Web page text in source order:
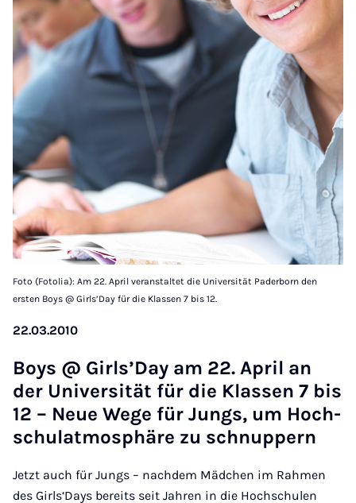
Foto (Fotolia): Am 22. April veranstaltet die Universität Paderborn den
ersten Boys @ Girls’Day für die Klassen 7 bis 12.
22.03.2010
Boys @ Girls’Day am 22. April an
der Uni­versität für die Klassen 7 bis
12 – Neue Wege für Jungs, um Hoch­
schu­lat­mo­sphäre zu schnup­pern
Jetzt auch für Jungs – nachdem Mädchen im Rahmen
des Girls‘Days bereits seit Jahren in die Hochschulen